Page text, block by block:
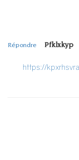
Pfklxkyp
Répondre
https://